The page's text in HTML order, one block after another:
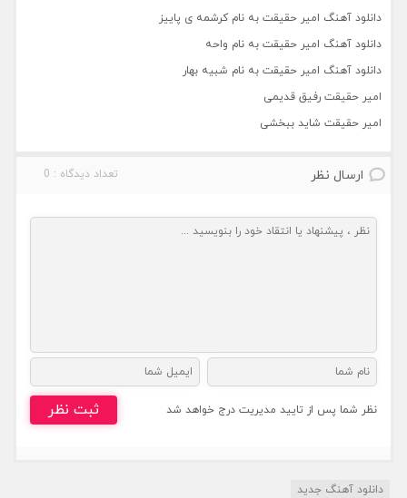
دانلود آهنگ امیر حقیقت به نام کرشمه ی پاییز
دانلود آهنگ امیر حقیقت به نام واحه
دانلود آهنگ امیر حقیقت به نام شبیه بهار
امیر حقیقت رفیق قدیمی
امیر حقیقت شاید ببخشی
ارسال نظر تعداد دیدگاه : 0
نظر شما پس از تایید مدیریت درج خواهد شد ثبت نظر
دانلود آهنگ جدید